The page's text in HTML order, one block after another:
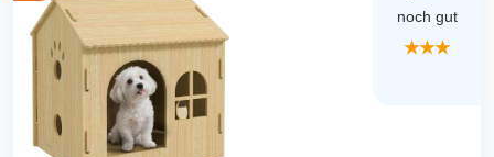
noch gut
★★★